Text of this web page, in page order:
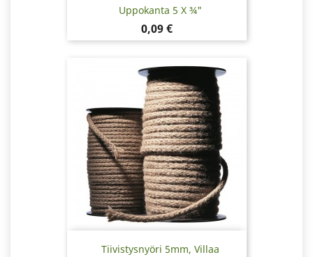
Uppokanta 5 X ¾"
Hinta
0,09 €
Tiivistysnyöri 5mm, Villaa